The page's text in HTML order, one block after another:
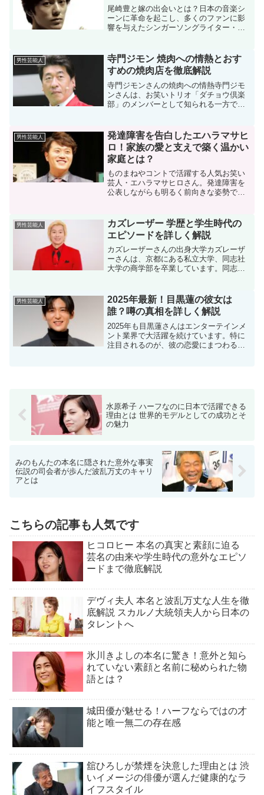
尾崎豊と嫁の出会いとは？日本の音楽シ
ーンに革命を起こし、多くのファンに影
響を与えたシンガーソングライター・尾
「嫁」との関係について気になる人も多
いのではないでしょうか。尾...
男性芸能人
寺門ジモン 焼肉への情熱とおす
すめの焼肉店を徹底解説
寺門ジモンさんの焼肉への情熱寺門ジモ
ンさんは、お笑いトリオ「ダチョウ倶楽
部」のメンバーとして知られる一方で、
ビ番組や映画、YouTubeチャンネルなど
多岐にわたるメディ...
男性芸能人
発達障害を告白したエハラマサヒ
ロ！家族の愛と支えで築く温かい
家庭とは？
ものまねやコントで活躍する人気お笑い
芸人・エハラマサヒロさん。発達障害を
公表しながらも明るく前向きな姿勢で家
深掘りしていきます！お笑い芸人エハラ
マサヒロとは？エハラマサ...
男性芸能人
カズレーザー 学歴と学生時代の
エピソードを詳しく解説
カズレーザーさんの出身大学カズレーザ
ーさんは、京都にある私立大学、同志社
大学の商学部を卒業しています。同志社
時代の活動とエピソードカズレーザーが
言ってた「言葉遣いは、無...
男性芸能人
2025年最新！目黒蓮の彼女は
誰？噂の真相を詳しく解説
2025年も目黒蓮さんはエンターテインメ
ント業界で大活躍を続けています。特に
注目されるのが、彼の恋愛にまつわる話
水原希子 ハーフなのに日本で活躍できる
理由とは 世界的モデルとしての成功とそ
の魅力
みのもんたの本名に隠された意外な事実
伝説の司会者が歩んだ波乱万丈のキャリ
アとは
こちらの記事も人気です
ヒコロヒー 本名の真実と素顔に迫る
芸名の由来や学生時代の意外なエピソ
ードまで徹底解説
デヴィ夫人 本名と波乱万丈な人生を徹
底解説 スカルノ大統領夫人から日本の
タレントへ
氷川きよしの本名に驚き！意外と知ら
れていない素顔と名前に秘められた物
語とは？
城田優が魅せる！ハーフならではの才
能と唯一無二の存在感
舘ひろしが禁煙を決意した理由とは 渋
いイメージの俳優が選んだ健康的なラ
イフスタイル